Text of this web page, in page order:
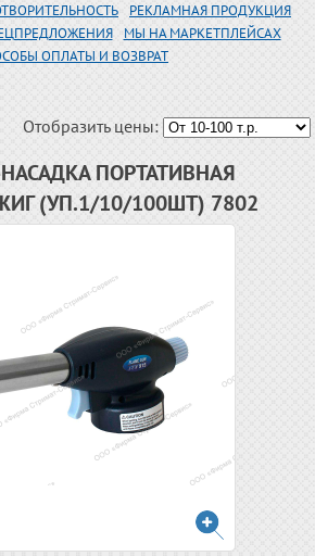
РЕКЛАМНАЯ ПРОДУКЦИЯ
МЫ НА МАРКЕТПЛЕЙСАХ
ОПЛАТЫ И ВОЗВРАТ
Отобразить цены:
ПОРТАТИВНАЯ
(УП.1/10/100ШТ) 7802